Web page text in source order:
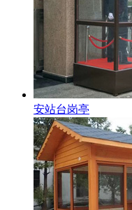
安站台岗亭